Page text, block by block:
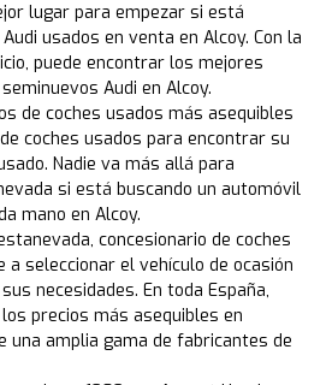
lugar para empezar si está
usados en venta en Alcoy. Con la
puede encontrar los mejores
Audi en Alcoy.
de coches usados más asequibles
coches usados para encontrar su
Nadie va más allá para
si está buscando un automóvil
mano en Alcoy.
concesionario de coches
a seleccionar el vehículo de ocasión
necesidades. En toda España,
precios más asequibles en
una amplia gama de fabricantes de